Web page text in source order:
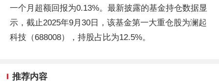
一个月超额回报为0.13%。最新披露的基金持仓数据显
示，截止2025年9月30日，该基金第一大重仓股为澜起
科技（688008），持股占比为12.5%。
推荐内容